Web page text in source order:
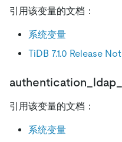
引用该变量的文档：
系统变量
TiDB 7.1.0 Release
引用该变量的文档：
系统变量